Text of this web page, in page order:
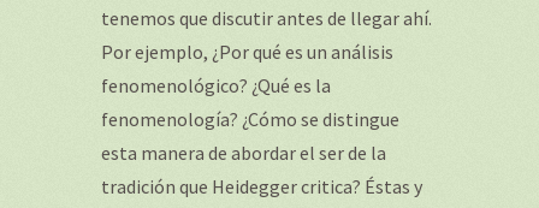
tenemos que discutir antes de llegar ahí.
Por ejemplo, ¿Por qué es un análisis
fenomenológico? ¿Qué es la
fenomenología? ¿Cómo se distingue
esta manera de abordar el ser de la
tradición que Heidegger critica? Éstas y